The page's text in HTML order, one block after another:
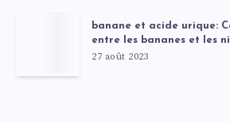
banane et acide urique:
entre les bananes et les
27 août 2023